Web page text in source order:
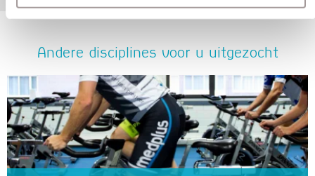
Andere disciplines voor u uitgezocht